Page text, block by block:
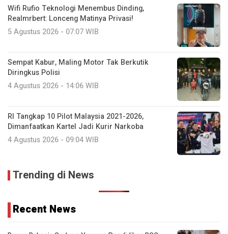
Wifi Rufio Teknologi Menembus Dinding,
Realmrbert: Lonceng Matinya Privasi!
5 Agustus 2026 - 07:07 WIB
Sempat Kabur, Maling Motor Tak Berkutik
Diringkus Polisi
4 Agustus 2026 - 14:06 WIB
RI Tangkap 10 Pilot Malaysia 2021-2026,
Dimanfaatkan Kartel Jadi Kurir Narkoba
4 Agustus 2026 - 09:04 WIB
Trending di News
Recent News